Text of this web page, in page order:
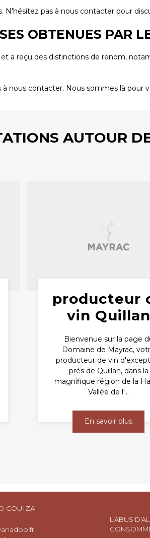
N'hésitez pas à nous contacter pour
OBTENUES PAR
a reçu des distinctions de renom,
contacter. Nous sommes là pour
AUTOUR
producteur
vin Quillan
Bienvenue sur la page
Domaine de Mayrac,
producteur de vin
près de Quillan, dans la
magnifique région de la
Vallée de l'...
En savoir plus
COUIZA
L'ABUS